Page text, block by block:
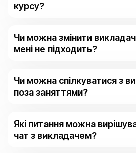
курсу?
Чи можна змінити
мені не підходить?
Чи можна спілкуватися з
поза заняттями?
Які питання можна
чат з викладачем?